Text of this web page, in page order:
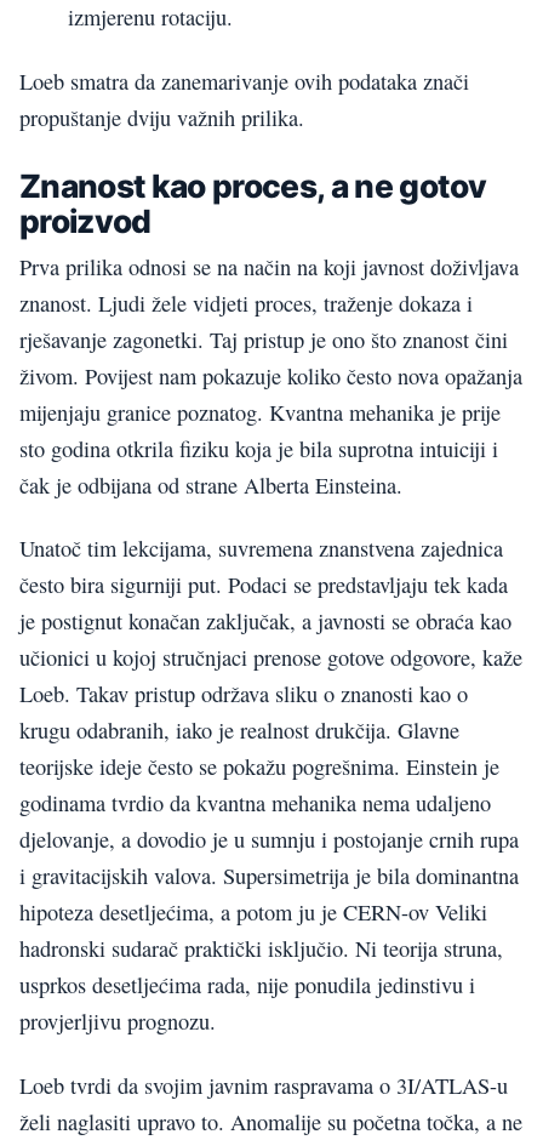
izmjerenu rotaciju.
Loeb smatra da zanemarivanje ovih podataka znači
propuštanje dviju važnih prilika.
Znanost kao proces, a ne gotov
proizvod
Prva prilika odnosi se na način na koji javnost doživljava
znanost. Ljudi žele vidjeti proces, traženje dokaza i
rješavanje zagonetki. Taj pristup je ono što znanost čini
živom. Povijest nam pokazuje koliko često nova opažanja
mijenjaju granice poznatog. Kvantna mehanika je prije
sto godina otkrila fiziku koja je bila suprotna intuiciji i
čak je odbijana od strane Alberta Einsteina.
Unatoč tim lekcijama, suvremena znanstvena zajednica
često bira sigurniji put. Podaci se predstavljaju tek kada
je postignut konačan zaključak, a javnosti se obraća kao
učionici u kojoj stručnjaci prenose gotove odgovore, kaže
Loeb. Takav pristup održava sliku o znanosti kao o
krugu odabranih, iako je realnost drukčija. Glavne
teorijske ideje često se pokažu pogrešnima. Einstein je
godinama tvrdio da kvantna mehanika nema udaljeno
djelovanje, a dovodio je u sumnju i postojanje crnih rupa
i gravitacijskih valova. Supersimetrija je bila dominantna
hipoteza desetljećima, a potom ju je CERN-ov Veliki
hadronski sudarač praktički isključio. Ni teorija struna,
usprkos desetljećima rada, nije ponudila jedinstivu i
provjerljivu prognozu.
Loeb tvrdi da svojim javnim raspravama o 3I/ATLAS-u
želi naglasiti upravo to. Anomalije su početna točka, a ne